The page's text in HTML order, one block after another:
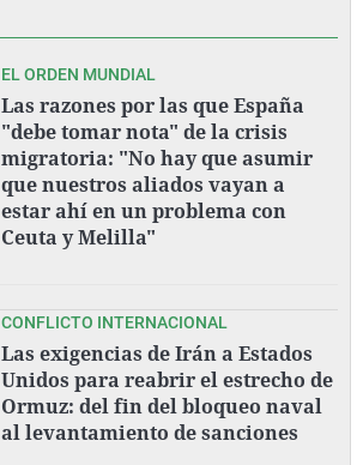
EL ORDEN MUNDIAL
Las razones por las que España
"debe tomar nota" de la crisis
migratoria: "No hay que asumir
que nuestros aliados vayan a
estar ahí en un problema con
Ceuta y Melilla"
CONFLICTO INTERNACIONAL
Las exigencias de Irán a Estados
Unidos para reabrir el estrecho de
Ormuz: del fin del bloqueo naval
al levantamiento de sanciones